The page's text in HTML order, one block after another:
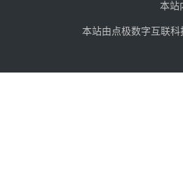
本站
本站由点极数字互联科